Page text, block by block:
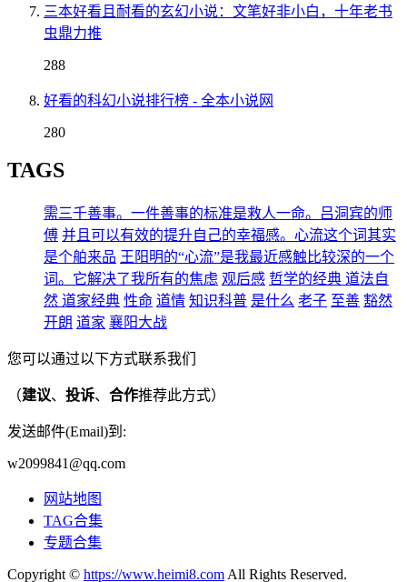
三本好看且耐看的玄幻小说：文笔好非小白，十年老书
虫鼎力推
288
好看的科幻小说排行榜 - 全本小说网
280
TAGS
需三千善事。一件善事的标准是救人一命。吕洞宾的师
傅 并且可以有效的提升自己的幸福感。心流这个词其实
是个舶来品 王阳明的“心流”是我最近感触比较深的一个
词。它解决了我所有的焦虑 观后感 哲学的经典 道法自
然 道家经典 性命 道情 知识科普 是什么 老子 至善 豁然
开朗 道家 襄阳大战
您可以通过以下方式联系我们
（建议、 投诉、 合作推荐此方式）
发送邮件(Email)到:
w2099841@qq.com
网站地图
TAG合集
专题合集
Copyright © https://www.heimi8.com All Rights Reserved.